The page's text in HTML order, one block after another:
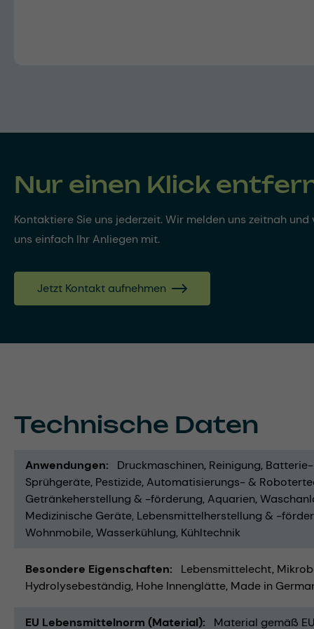
Nur einen Klick
Kontaktiere Sie uns jederzeit. Wir melden uns zeitnah
uns einfach Ihr Anliegen mit.
Jetzt Kontakt aufnehmen
Technische Daten
Anwendungen Druckmaschinen Reinigung
Sprühgeräte Pestizide Automatisierungs- &
Getränkeherstellung & -förderung Aquarien
Medizinische Geräte Lebensmittelherstellung & -
Wohnmobile Wasserkühlung Kühltechnik
Besondere Eigenschaften Lebensmittelecht
Hydrolysebeständig Hohe Innenglätte Made in
EU Lebensmittelnorm (Material) Material gemäß